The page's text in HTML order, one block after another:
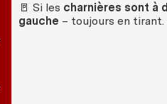
🚪 Si les charnières sont à
gauche – toujours en tirant.